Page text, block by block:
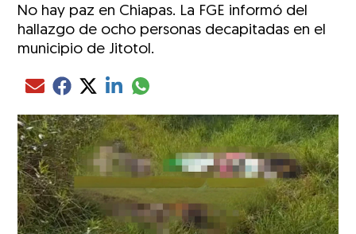
No hay paz en Chiapas. La FGE informó del
hallazgo de ocho personas decapitadas en el
municipio de Jitotol.
Compartir el artículo actual mediante Email
Compartir el artículo actual mediante Facebook
Compartir el artículo actual mediante Twitter
Compartir el artículo actual mediante LinkedIn
Compartir el artículo actual mediante